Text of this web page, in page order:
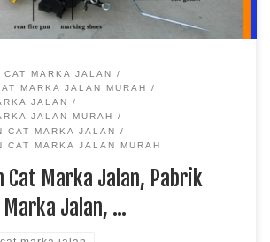
CAT MARKA JALAN
MARKA JALAN MURAH
JALAN
JALAN MURAH
CAT MARKA JALAN
CAT MARKA JALAN MURAH
Cat Marka Jalan, Pabrik
Marka Jalan, …